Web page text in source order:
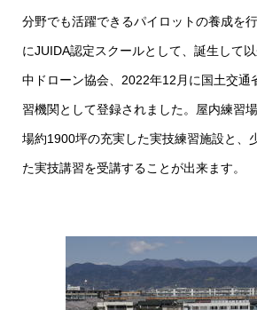
分野でも活躍できるパイロットの養成を
にJUIDA認定スクールとして、誕生して
中ドローン協会、2022年12月に国土交通
習機関として登録されました。屋内練習
場約1900坪の充実した実技練習施設と、
た実技講習を受講することが出来ます。